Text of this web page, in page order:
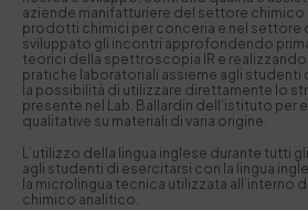
aziende manifatturiere del settore
prodotti chimici per conceria e nel settore
sviluppato gli incontri approfondendo
teorici della spettroscopia IR e
pratiche laboratoriali assieme agli studenti
la possibilità di utilizzare direttamente lo
presente nel Lab. Ballardin dell’istituto per
qualitative su materiali di varia origine.
L’utilizzo della lingua inglese durante tutti
agli studenti di esercitarsi con la lingua
la microlingua tecnica utilizzata all’interno
chimico analitico.